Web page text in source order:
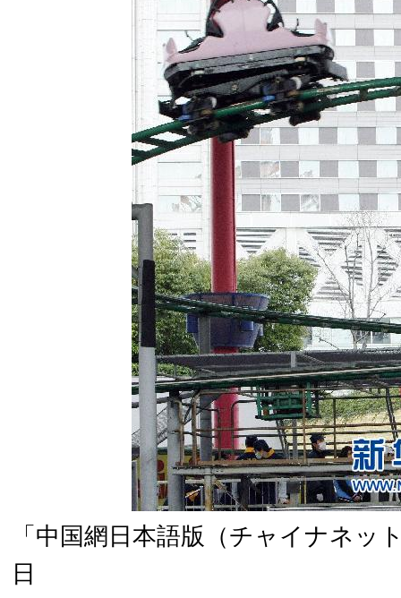
「中国網日本語版（チャイナネッ
日